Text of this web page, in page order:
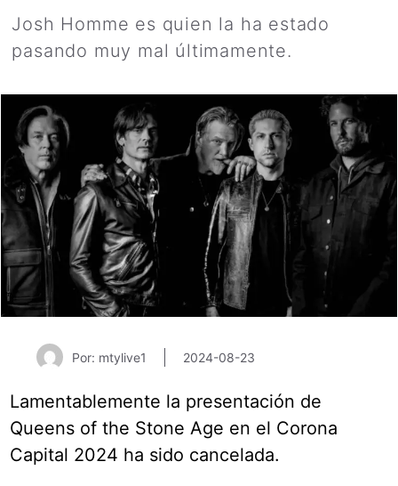
Josh Homme es quien la ha estado
pasando muy mal últimamente.
Por: mtylive1 2024-08-23
Lamentablemente la presentación de
Queens of the Stone Age en el Corona
Capital 2024 ha sido cancelada.